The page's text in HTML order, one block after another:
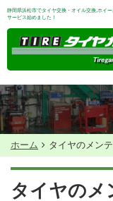
静岡県浜松市でタイヤ交換・オイル交換,ホイ
サービス始めました！
ホーム タイヤのメン
タイヤのメ